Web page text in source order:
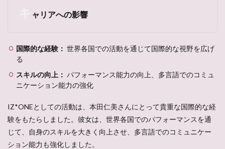
ャリアへの影響
国際的な経験： 世界各国での活動を通じて国際的な視野を広げ
る
スキルの向上： パフォーマンス能力の向上、多言語でのコミュ
ニケーション能力の強化
IZ*ONEとしての活動は、本田仁美さんにとって貴重な国際的な経
験をもたらしました。彼女は、世界各国でのパフォーマンスを通
じて、自身のスキルを大きく向上させ、多言語でのコミュニケー
ション能力も強化しました。